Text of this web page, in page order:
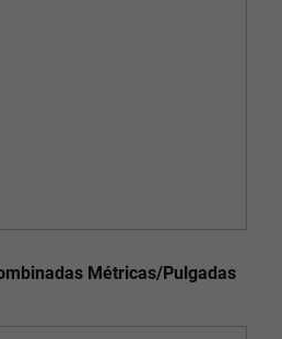
Métricas/Pulgadas